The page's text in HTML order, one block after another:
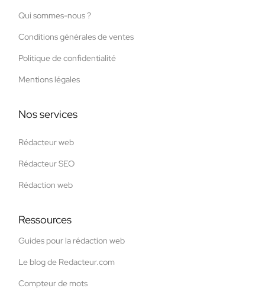
Qui sommes-nous ?
Conditions générales de ventes
Politique de confidentialité
Mentions légales
Nos services
Rédacteur web
Rédacteur SEO
Rédaction web
Ressources
Guides pour la rédaction web
Le blog de Redacteur.com
Compteur de mots